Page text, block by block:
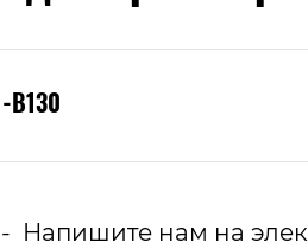
B130
Напишите нам на